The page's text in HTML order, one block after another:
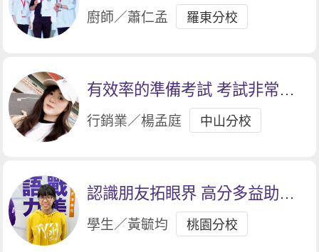
銀
廚師／蕭仁孟 羅東分校
有效率的準備考試 考試非常受
用
行銷業／楊孟庭 中山分校
認識朋友拓眼界 高分多益助升
學
學生／黃毓均 桃園分校